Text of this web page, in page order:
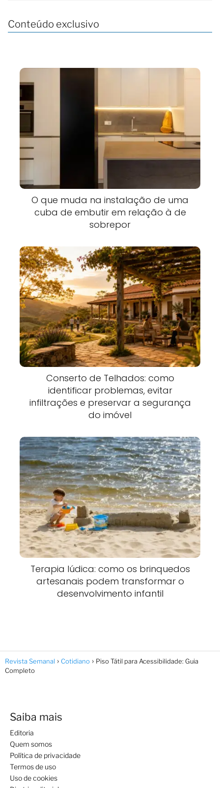
Conteúdo exclusivo
O que muda na instalação de uma
cuba de embutir em relação à de
sobrepor
Conserto de Telhados: como
identificar problemas, evitar
infiltrações e preservar a segurança
do imóvel
Terapia lúdica: como os brinquedos
artesanais podem transformar o
desenvolvimento infantil
Revista Semanal Cotidiano
Piso Tátil para Acessibilidade: Guia
Completo
Saiba mais
Editoria
Quem somos
Política de privacidade
Termos de uso
Uso de cookies